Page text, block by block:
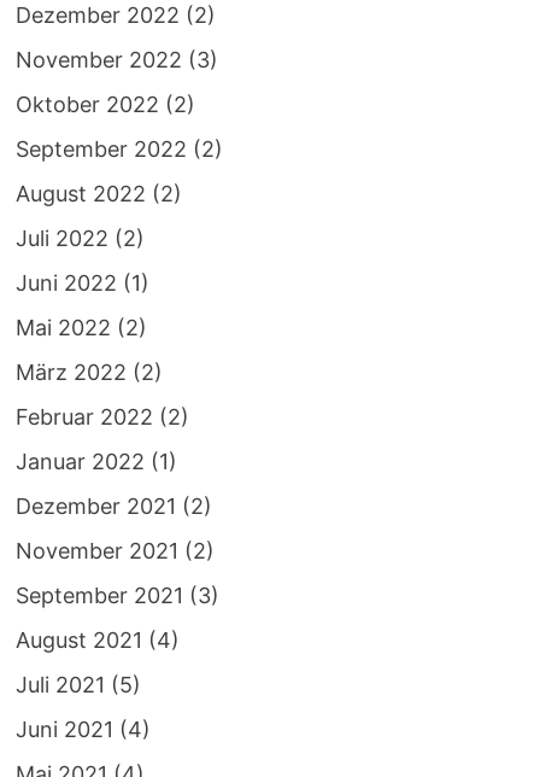
Dezember 2022 (2)
November 2022 (3)
Oktober 2022 (2)
September 2022 (2)
August 2022 (2)
Juli 2022 (2)
Juni 2022 (1)
Mai 2022 (2)
März 2022 (2)
Februar 2022 (2)
Januar 2022 (1)
Dezember 2021 (2)
November 2021 (2)
September 2021 (3)
August 2021 (4)
Juli 2021 (5)
Juni 2021 (4)